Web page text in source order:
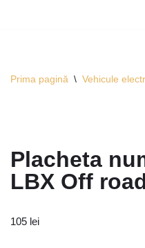
Prima pagină \ Vehicule
Placheta
LBX Off
105 lei